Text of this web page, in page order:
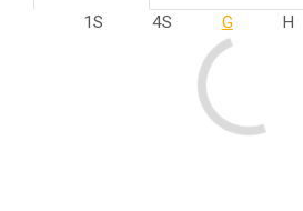
1S
4S G H